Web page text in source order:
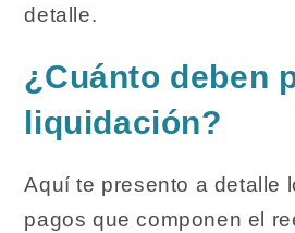
detalle.
¿Cuánto deben
liquidación?
Aquí te presento a detalle
pagos que componen el